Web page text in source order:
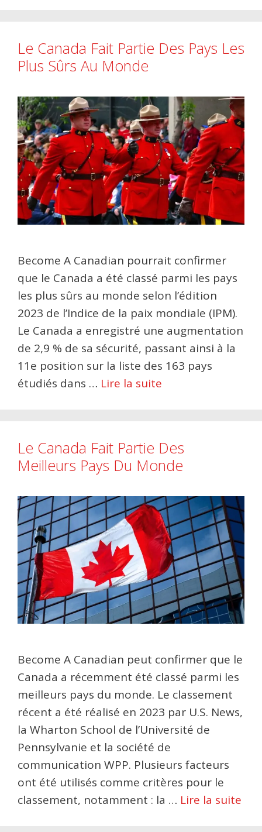
Le Canada Fait Partie Des Pays Les
Plus Sûrs Au Monde
Become A Canadian pourrait confirmer
que le Canada a été classé parmi les pays
les plus sûrs au monde selon l’édition
2023 de l’Indice de la paix mondiale (IPM).
Le Canada a enregistré une augmentation
de 2,9 % de sa sécurité, passant ainsi à la
11e position sur la liste des 163 pays
étudiés dans … Lire la suite
Le Canada Fait Partie Des
Meilleurs Pays Du Monde
Become A Canadian peut confirmer que le
Canada a récemment été classé parmi les
meilleurs pays du monde. Le classement
récent a été réalisé en 2023 par U.S. News,
la Wharton School de l’Université de
Pennsylvanie et la société de
communication WPP. Plusieurs facteurs
ont été utilisés comme critères pour le
classement, notamment : la … Lire la suite